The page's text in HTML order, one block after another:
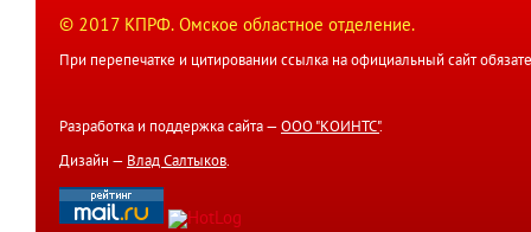
© 2017 КПРФ. Омское областное отделение.
При перепечатке и цитировании ссылка на официальный сайт
Разработка и поддержка сайта — ООО "КОИНТС".
Дизайн — Влад Салтыков.